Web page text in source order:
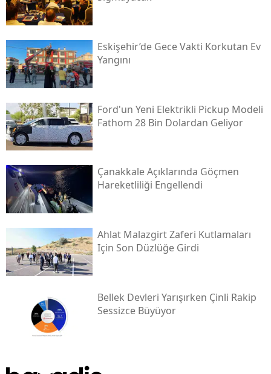
Eskişehir’de Gece Vakti Korkutan Ev
Yangını
Ford'un Yeni Elektrikli Pickup Modeli
Fathom 28 Bin Dolardan Geliyor
Çanakkale Açıklarında Göçmen
Hareketliliği Engellendi
Ahlat Malazgirt Zaferi Kutlamaları
Için Son Düzlüğe Girdi
Bellek Devleri Yarışırken Çinli Rakip
Sessizce Büyüyor